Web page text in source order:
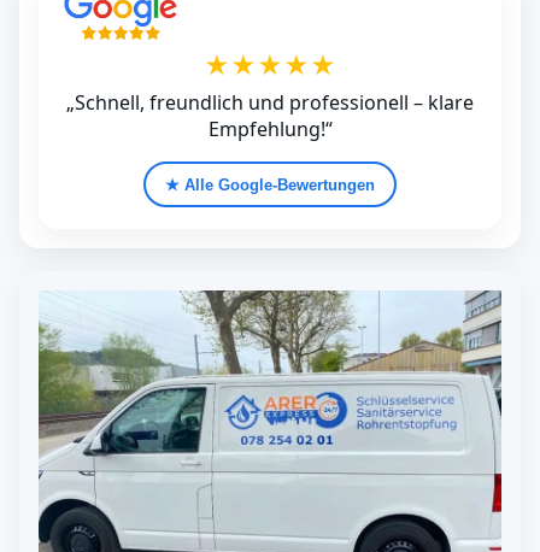
★★★★★
„Schnell, freundlich und professionell – klare
Empfehlung!“
★ Alle Google‑Bewertungen